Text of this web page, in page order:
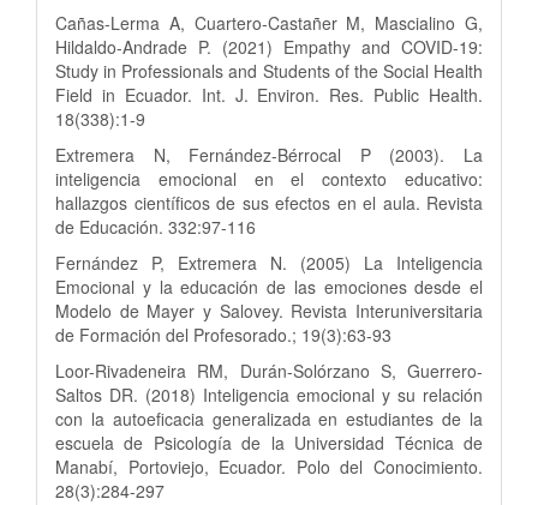
Cañas-Lerma A, Cuartero-Castañer M, Mascialino G,
Hildaldo-Andrade P. (2021) Empathy and COVID-19:
Study in Professionals and Students of the Social Health
Field in Ecuador. Int. J. Environ. Res. Public Health.
18(338):1-9
Extremera N, Fernández-Bérrocal P (2003). La
inteligencia emocional en el contexto educativo:
hallazgos científicos de sus efectos en el aula. Revista
de Educación. 332:97-116
Fernández P, Extremera N. (2005) La Inteligencia
Emocional y la educación de las emociones desde el
Modelo de Mayer y Salovey. Revista Interuniversitaria
de Formación del Profesorado.; 19(3):63-93
Loor-Rivadeneira RM, Durán-Solórzano S, Guerrero-
Saltos DR. (2018) Inteligencia emocional y su relación
con la autoeficacia generalizada en estudiantes de la
escuela de Psicología de la Universidad Técnica de
Manabí, Portoviejo, Ecuador. Polo del Conocimiento.
28(3):284-297